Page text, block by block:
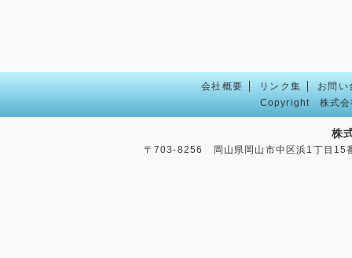
会社概要 リンク集
お問い
Copyright
株式
株
〒703-8256 岡山県岡山市中区浜1丁目